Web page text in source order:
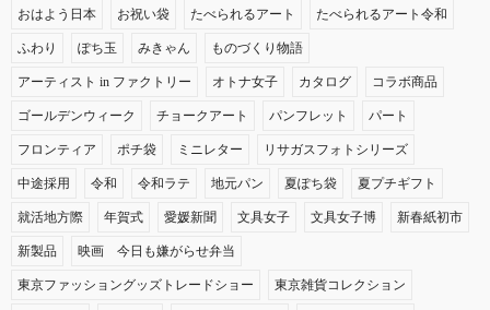
おはよう日本 お祝い袋 たべられるアート たべられるアート令和
ふわり ぽち玉 みきゃん ものづくり物語
アーティスト in ファクトリー オトナ女子 カタログ コラボ商品
ゴールデンウィーク チョークアート パンフレット パート
フロンティア ポチ袋 ミニレター リサガスフォトシリーズ
中途採用 令和 令和ラテ 地元パン 夏ぽち袋 夏プチギフト
就活地方際 年賀式 愛媛新聞 文具女子 文具女子博 新春紙初市
新製品 映画 今日も嫌がらせ弁当
東京ファッショングッズトレードショー 東京雑貨コレクション